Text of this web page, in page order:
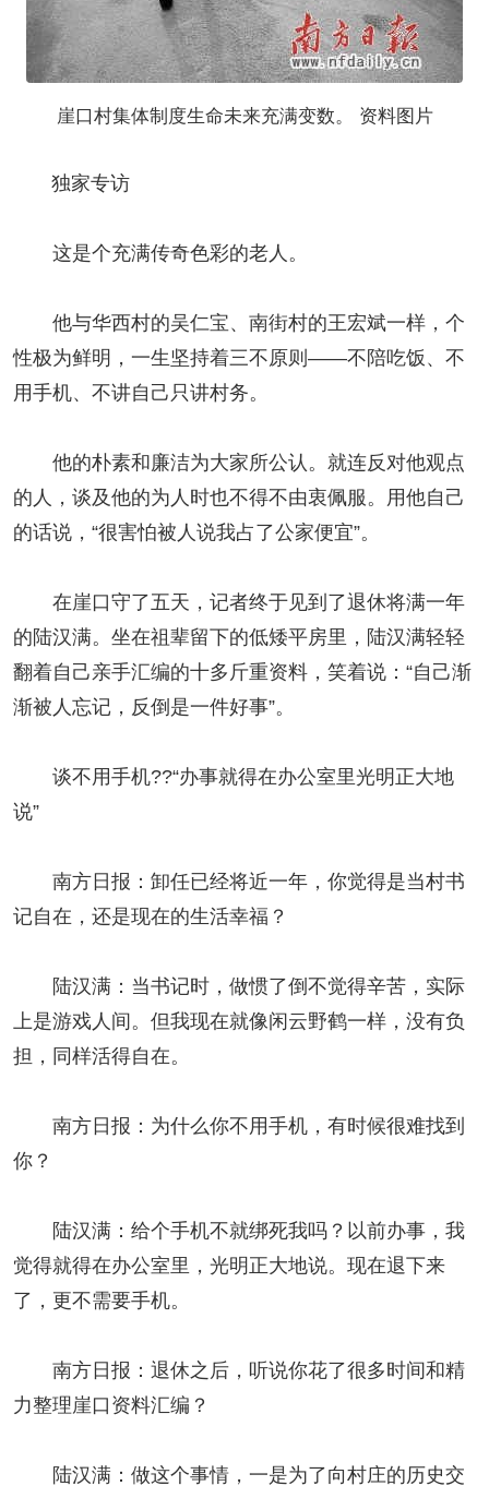
崖口村集体制度生命未来充满变数。 资料图片
独家专访
这是个充满传奇色彩的老人。
他与华西村的吴仁宝、南街村的王宏斌一样，个
性极为鲜明，一生坚持着三不原则——不陪吃饭、不
用手机、不讲自己只讲村务。
他的朴素和廉洁为大家所公认。就连反对他观点
的人，谈及他的为人时也不得不由衷佩服。用他自己
的话说，“很害怕被人说我占了公家便宜”。
在崖口守了五天，记者终于见到了退休将满一年
的陆汉满。坐在祖辈留下的低矮平房里，陆汉满轻轻
翻着自己亲手汇编的十多斤重资料，笑着说：“自己渐
渐被人忘记，反倒是一件好事”。
谈不用手机??“办事就得在办公室里光明正大地
说”
南方日报：卸任已经将近一年，你觉得是当村书
记自在，还是现在的生活幸福？
陆汉满：当书记时，做惯了倒不觉得辛苦，实际
上是游戏人间。但我现在就像闲云野鹤一样，没有负
担，同样活得自在。
南方日报：为什么你不用手机，有时候很难找到
你？
陆汉满：给个手机不就绑死我吗？以前办事，我
觉得就得在办公室里，光明正大地说。现在退下来
了，更不需要手机。
南方日报：退休之后，听说你花了很多时间和精
力整理崖口资料汇编？
陆汉满：做这个事情，一是为了向村庄的历史交